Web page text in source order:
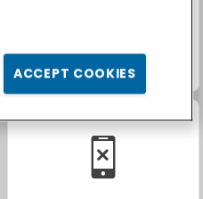
Royal Story
ACCEPT COOKIES